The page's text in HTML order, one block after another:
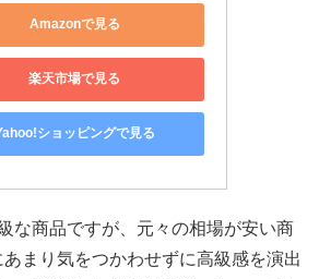
Amazonで見る
楽天市場で見る
ショッピングで見る
な商品ですが、元々の相場が安い商
まり気をつかわせずに高級感を演出